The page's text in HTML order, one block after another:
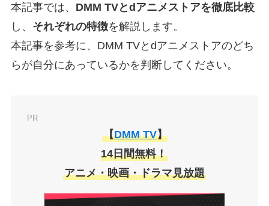
本記事では、 DMM TVとdアニメストアを徹底比較
し、 それぞれの特徴を解説します。
本記事を参考に、DMM TVとdアニメストアのどち
らが自分にあっているかを判断してください。
PR
【DMM TV】
14日間無料！
アニメ・映画・ドラマ見放題